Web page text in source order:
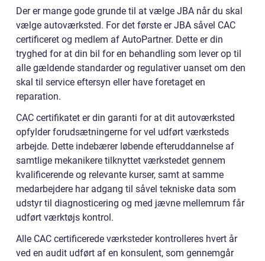
Der er mange gode grunde til at vælge JBA når du skal
vælge autoværksted. For det første er JBA såvel CAC
certificeret og medlem af AutoPartner. Dette er din
tryghed for at din bil for en behandling som lever op til
alle gældende standarder og regulativer uanset om den
skal til service eftersyn eller have foretaget en
reparation.
CAC certifikatet er din garanti for at dit autoværksted
opfylder forudsætningerne for vel udført værksteds
arbejde. Dette indebærer løbende efteruddannelse af
samtlige mekanikere tilknyttet værkstedet gennem
kvalificerende og relevante kurser, samt at samme
medarbejdere har adgang til såvel tekniske data som
udstyr til diagnosticering og med jævne mellemrum får
udført værktøjs kontrol.
Alle CAC certificerede værksteder kontrolleres hvert år
ved en audit udført af en konsulent, som gennemgår